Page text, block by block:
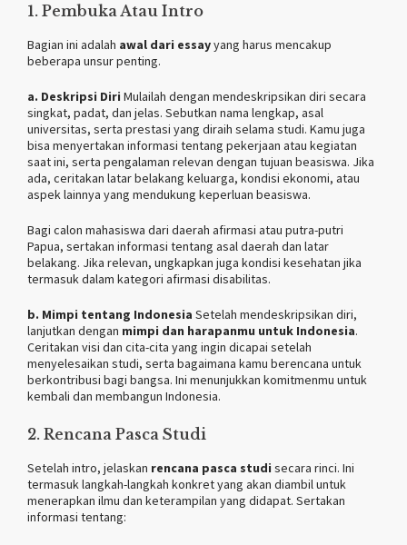
1. Pembuka Atau Intro
Bagian ini adalah awal dari essayyang harus mencakup
beberapa unsur penting.
a. Deskripsi Diri Mulailah dengan mendeskripsikan diri secara
singkat, padat, dan jelas. Sebutkan nama lengkap, asal
universitas, serta prestasi yang diraih selama studi. Kamu juga
bisa menyertakan informasi tentang pekerjaan atau kegiatan
saat ini, serta pengalaman relevan dengan tujuan beasiswa. Jika
ada, ceritakan latar belakang keluarga, kondisi ekonomi, atau
aspek lainnya yang mendukung keperluan beasiswa.
Bagi calon mahasiswa dari daerah afirmasi atau putra-putri
Papua, sertakan informasi tentang asal daerah dan latar
belakang. Jika relevan, ungkapkan juga kondisi kesehatan jika
termasuk dalam kategori afirmasi disabilitas.
b. Mimpi tentang Indonesia Setelah mendeskripsikan diri,
lanjutkan dengan mimpi dan harapanmu untuk Indonesia.
Ceritakan visi dan cita-cita yang ingin dicapai setelah
menyelesaikan studi, serta bagaimana kamu berencana untuk
berkontribusi bagi bangsa. Ini menunjukkan komitmenmu untuk
kembali dan membangun Indonesia.
2. Rencana Pasca Studi
Setelah intro, jelaskan rencana pasca studi secara rinci. Ini
termasuk langkah-langkah konkret yang akan diambil untuk
menerapkan ilmu dan keterampilan yang didapat. Sertakan
informasi tentang: